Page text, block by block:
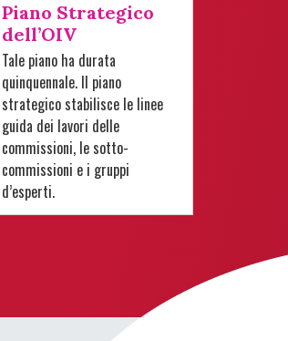
Piano Strategico
dell’OIV
Tale piano ha durata
quinquennale. Il piano
strategico stabilisce le linee
guida dei lavori delle
commissioni, le sotto-
commissioni e i gruppi
d’esperti.